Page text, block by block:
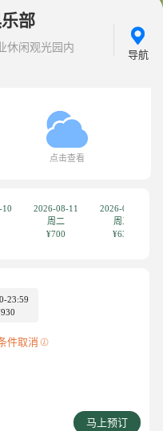
部
休闲观光园内
导航
点击查看
10
2026-08-11
周二
¥700
2026-08-12
周三
¥630
23:59
件取消
马上预订